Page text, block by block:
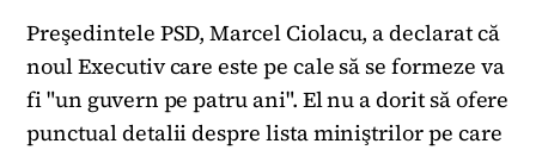
Preşedintele PSD, Marcel Ciolacu, a declarat că
noul Executiv care este pe cale să se formeze va
fi "un guvern pe patru ani". El nu a dorit să ofere
punctual detalii despre lista miniştrilor pe care